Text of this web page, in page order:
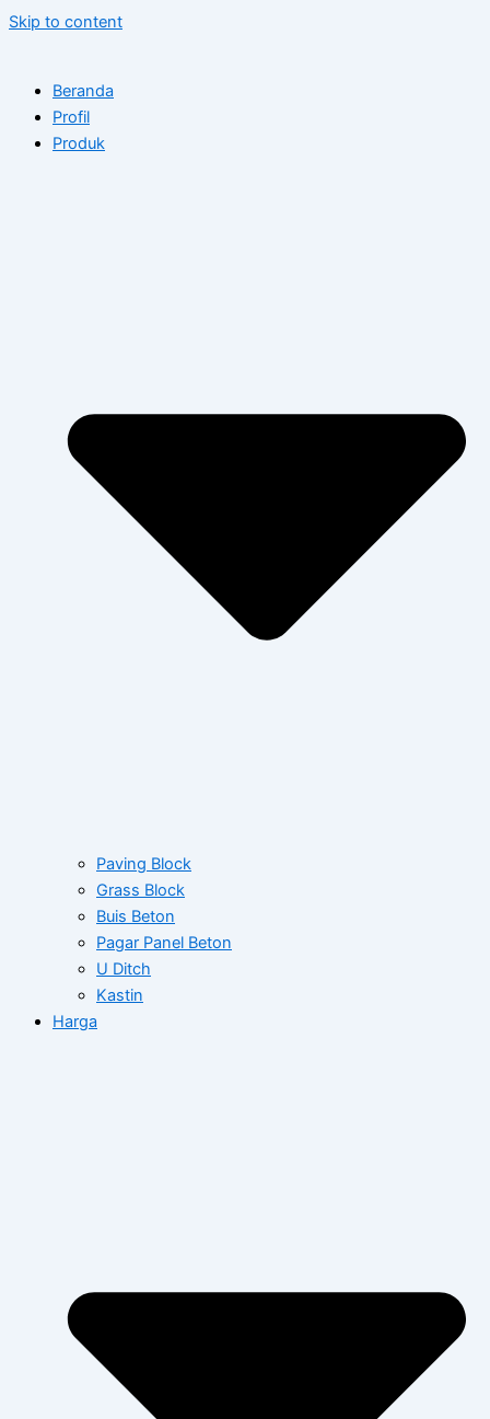
Skip to content
Beranda
Profil
Produk
Paving Block
Grass Block
Buis Beton
Pagar Panel Beton
U Ditch
Kastin
Harga